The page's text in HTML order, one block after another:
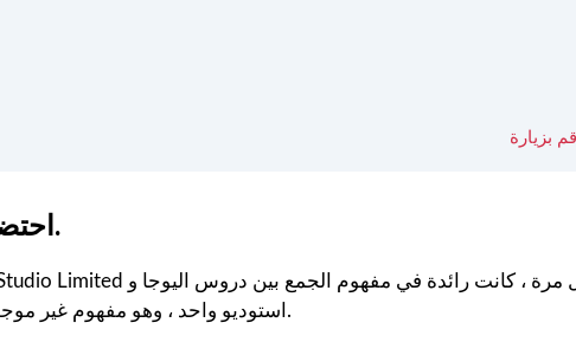
احتضان الروح الرائدة.
استوديو واحد ، وهو مفهوم غير موجود تقريبًا في ذلك الوقت.